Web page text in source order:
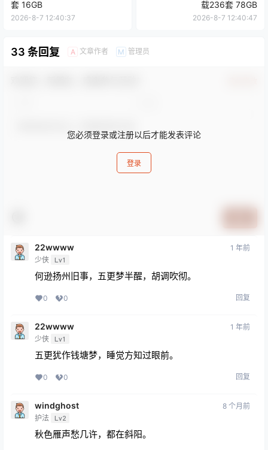
套 16GB
2026-8-7 12:40:37
载236套 78GB
2026-8-7 12:40:47
33 条回复 A 文章作者 M 管理员
您必须登录或注册以后才能发表评论
登录
22wwww
少侠 Lv1
1 年前
何逊扬州旧事，五更梦半醒，胡调吹彻。
0 0 回复
22wwww
少侠 Lv1
1 年前
五更犹作钱塘梦，睡觉方知过眼前。
0 0 回复
windghost
护法 Lv2
8 个月前
秋色雁声愁几许，都在斜阳。